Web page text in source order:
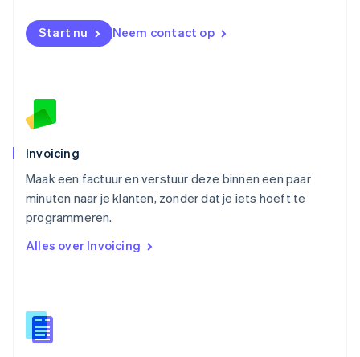
Start nu Neem contact op
Invoicing
Maak een factuur en verstuur deze binnen een paar
minuten naar je klanten, zonder dat je iets hoeft te
programmeren.
Alles over Invoicing
English
Noorwegen
Polen
English
Português
English
Singapore
English简体中文
EnglishItaliano
Español
Thailand